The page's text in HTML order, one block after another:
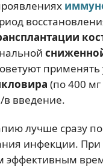
(по 400
в введение.
лучше сразу
инфекции. При
эффективным